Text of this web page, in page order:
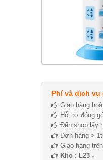
Phí và dịch vụ
Giao hàng
Hỗ trợ đóng
Đến shop lấy
Đơn hàng >
Giao hàng
Kho : L23 -